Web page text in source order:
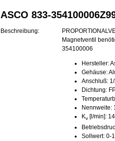
ASCO 833-
Beschreibung:
Magnetventil
354100006
Hersteller:
Gehäuse:
Anschluß:
Dichtung:
Nennweite:
Kv[l/min]:
Sollwert: 0-